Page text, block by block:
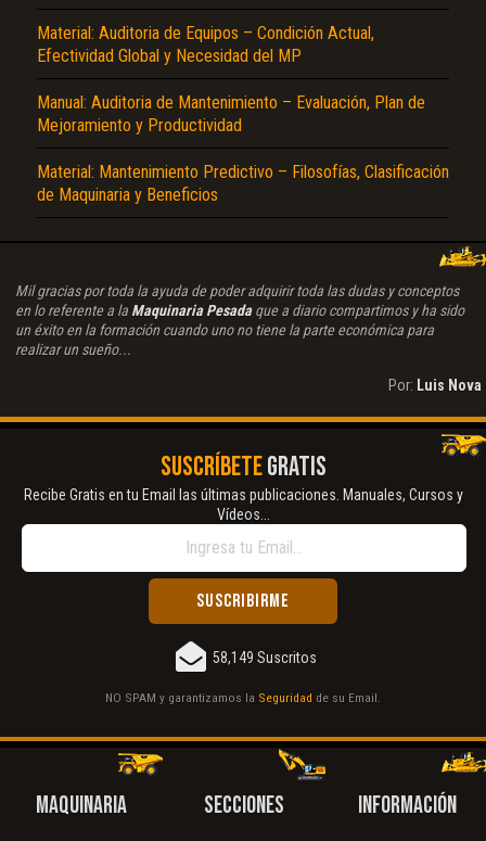
Material: Auditoria de Equipos – Condición Actual,
Efectividad Global y Necesidad del MP
Manual: Auditoria de Mantenimiento – Evaluación, Plan de
Mejoramiento y Productividad
Material: Mantenimiento Predictivo – Filosofías, Clasificación
de Maquinaria y Beneficios
Mil gracias por toda la ayuda de poder adquirir toda las dudas y conceptos
en lo referente a la Maquinaria Pesadaque a diario compartimos y ha sido
un éxito en la formación cuando uno no tiene la parte económica para
realizar un sueño...
Por: Luis Nova
SUSCRÍBETEGRATIS
Recibe Gratis en tu Email las últimas publicaciones. Manuales, Cursos y
Vídeos...
58,149 Suscritos
NO SPAM y garantizamos la Seguridad de su Email.
MAQUINARIA
SECCIONES
INFORMACIÓN